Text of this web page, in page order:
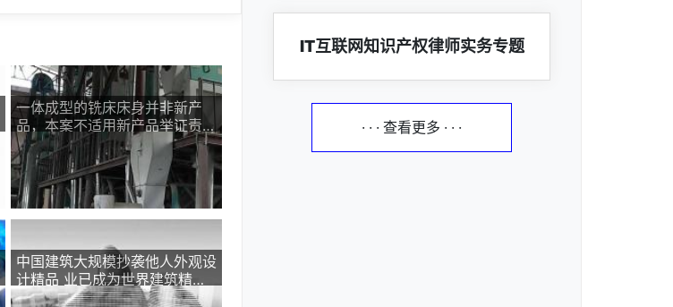
一体成型的铣床床身并非新产
品，本案不适用新产品举证责任
倒置
中国建筑大规模抄袭他人外观设
计精品 业已成为世界建筑精华
复制品聚集地
IT互联网知识产权律师实务专题
· · · 查看更多 · · ·